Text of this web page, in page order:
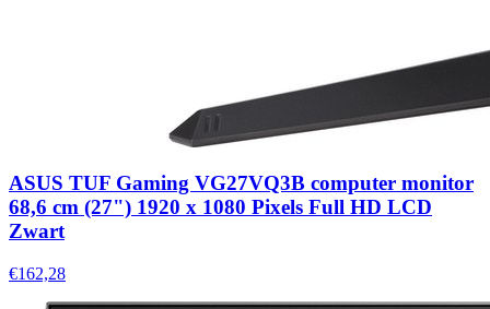
ASUS TUF Gaming VG27VQ3B computer monitor
68,6 cm (27") 1920 x 1080 Pixels Full HD LCD
Zwart
€162,28